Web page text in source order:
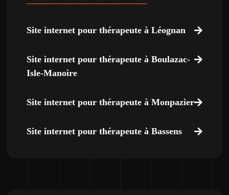
Site internet pour thérapeute à Léognan
Site internet pour thérapeute à Boulazac-
Isle-Manoire
Site internet pour thérapeute à Monpazier
Site internet pour thérapeute à Bassens